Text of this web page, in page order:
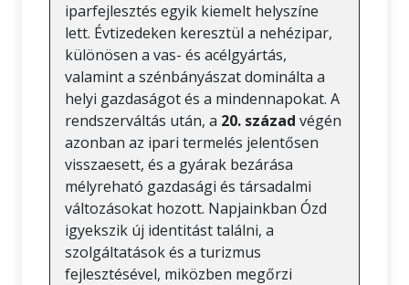
iparfejlesztés egyik kiemelt helyszíne
lett. Évtizedeken keresztül a nehézipar,
különösen a vas- és acélgyártás,
valamint a szénbányászat dominálta a
helyi gazdaságot és a mindennapokat. A
rendszerváltás után, a 20. század végén
azonban az ipari termelés jelentősen
visszaesett, és a gyárak bezárása
mélyreható gazdasági és társadalmi
változásokat hozott. Napjainkban Ózd
igyekszik új identitást találni, a
szolgáltatások és a turizmus
fejlesztésével, miközben megőrzi